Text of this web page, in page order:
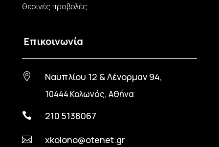
θερινές προβολές
Επικοινωνία
 Ναυπλίου 12 & Λένορμαν 94,
10444 Κολωνός, Αθήνα
 210 5138067
 xkolono@otenet.gr